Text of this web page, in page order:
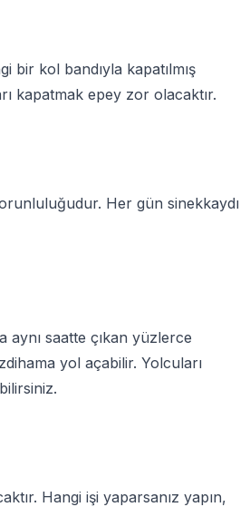
bir kol bandıyla kapatılmış
kapatmak epey zor olacaktır.
Her gün sinekkaydı
aynı saatte çıkan yüzlerce
yol açabilir. Yolcuları
Hangi işi yaparsanız yapın,